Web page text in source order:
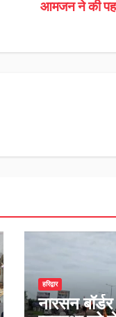
आमजन ने की
हरिद्वार
नारसन